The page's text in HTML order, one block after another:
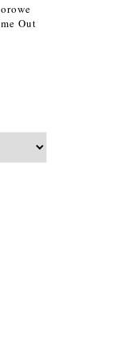
Out